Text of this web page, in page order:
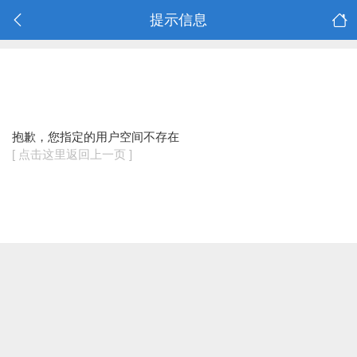
提示信息
抱歉，您指定的用户空间不存在
[ 点击这里返回上一页 ]